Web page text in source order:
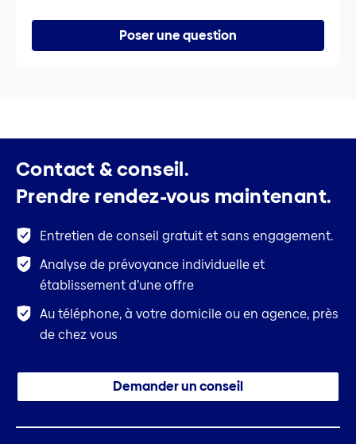
Poser une question
Contact & conseil.
Prendre rendez-vous maintenant.
Entretien de conseil gratuit et sans engagement.
Analyse de prévoyance individuelle et
établissement d’une offre
Au téléphone, à votre domicile ou en agence, près
de chez vous
Demander un conseil